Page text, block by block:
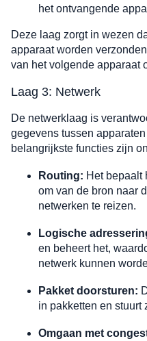
het ontvangende
Deze laag zorgt in wezen
apparaat worden
van het volgende apparaat
Laag 3: Netwerk
De netwerklaag is
gegevens tussen
belangrijkste functies zijn
Routing: Het bepaalt
om van de bron naar
netwerken te reizen.
Logische
en beheert het,
netwerk kunnen
Pakket doorsturen:
in pakketten en stuurt
Omgaan met